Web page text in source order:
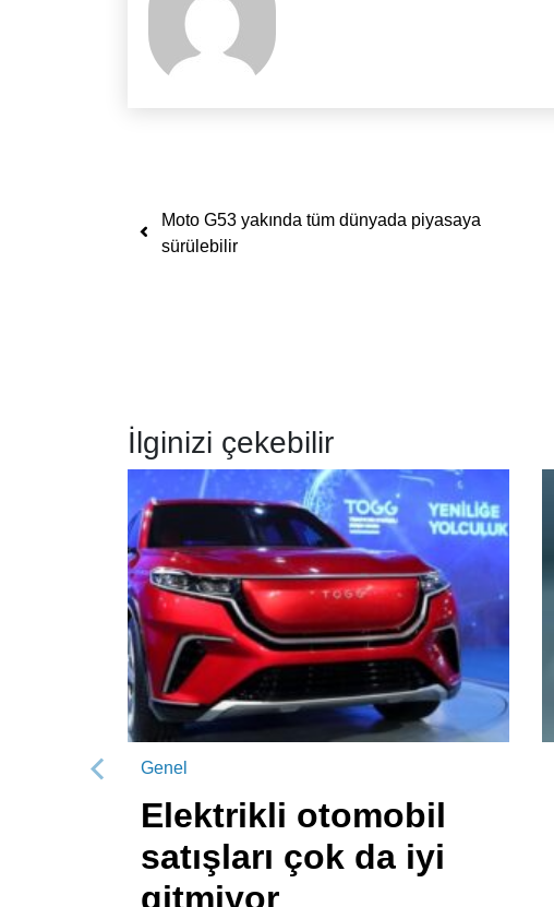
Yazı dolaşımı
Moto G53 yakında tüm dünyada piyasaya
sürülebilir
İlginizi çekebilir
Genel
Elektrikli otomobil
satışları çok da iyi
gitmiyor
Önceki